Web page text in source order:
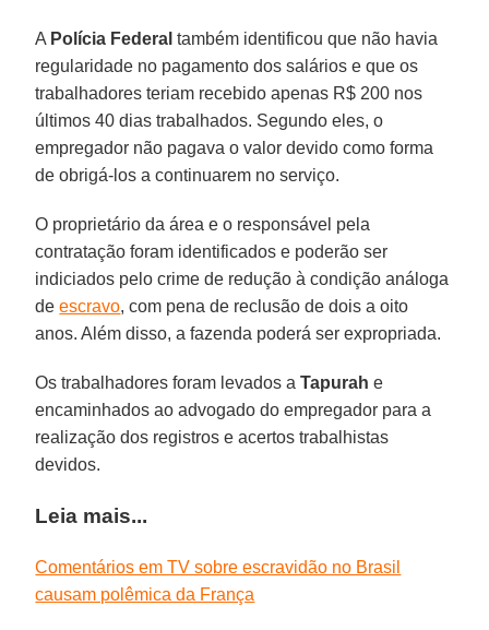
A Polícia Federal também identificou que não havia
regularidade no pagamento dos salários e que os
trabalhadores teriam recebido apenas R$ 200 nos
últimos 40 dias trabalhados. Segundo eles, o
empregador não pagava o valor devido como forma
de obrigá-los a continuarem no serviço.
O proprietário da área e o responsável pela
contratação foram identificados e poderão ser
indiciados pelo crime de redução à condição análoga
deescravo, com pena de reclusão de dois a oito
anos. Além disso, a fazenda poderá ser expropriada.
Os trabalhadores foram levados aTapurah e
encaminhados ao advogado do empregador para a
realização dos registros e acertos trabalhistas
devidos.
Leia mais...
Comentários em TV sobre escravidão no Brasil
causam polêmica da França